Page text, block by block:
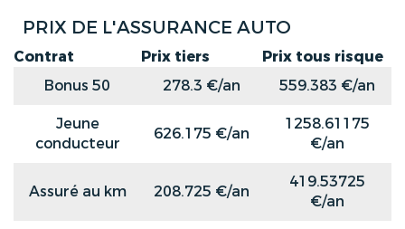
PRIX DE L'ASSURANCE AUTO
Contrat Prix tiers
Prix tous risque
Bonus 50
278.3 €/an
559.383 €/an
Jeune
conducteur
626.175 €/an
1258.61175
€/an
Assuré au km 208.725 €/an
419.53725
€/an